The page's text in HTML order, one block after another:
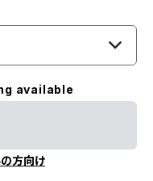
available
方向け